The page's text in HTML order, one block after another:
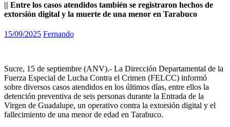
|| Entre los casos atendidos también se registraron hechos de
extorsión digital y la muerte de una menor en Tarabuco
15/09/2025 Fernando
Sucre, 15 de septiembre (ANV).- La Dirección Departamental de la
Fuerza Especial de Lucha Contra el Crimen (FELCC) informó
sobre diversos casos atendidos en los últimos días, entre ellos la
detención preventiva de seis personas durante la Entrada de la
Virgen de Guadalupe, un operativo contra la extorsión digital y el
fallecimiento de una menor de edad en Tarabuco.